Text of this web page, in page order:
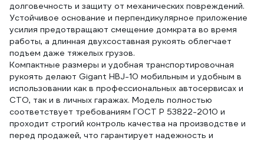
долговечность и защиту от механических повреждений.
Устойчивое основание и перпендикулярное приложение
усилия предотвращают смещение домкрата во время
работы, а длинная двухсоставная рукоять облегчает
подъем даже тяжелых грузов.
Компактные размеры и удобная транспортировочная
рукоять делают Gigant HBJ-10 мобильным и удобным в
использовании как в профессиональных автосервисах и
СТО, так и в личных гаражах. Модель полностью
соответствует требованиям ГОСТ Р 53822-2010 и
проходит строгий контроль качества на производстве и
перед продажей, что гарантирует надежность и